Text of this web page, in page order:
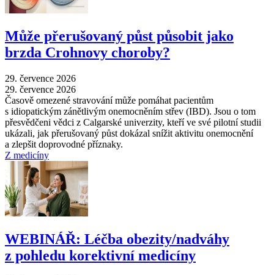
Může přerušovaný půst působit jako
brzda Crohnovy choroby?
29. července 2026
29. července 2026
Časově omezené stravování může pomáhat pacientům
s idiopatickým zánětlivým onemocněním střev (IBD). Jsou o tom
přesvědčeni vědci z Calgarské univerzity, kteří ve své pilotní studii
ukázali, jak přerušovaný půst dokázal snížit aktivitu onemocnění
a zlepšit doprovodné příznaky.
Z medicíny
WEBINÁŘ: Léčba obezity/nadváhy
z pohledu korektivní medicíny